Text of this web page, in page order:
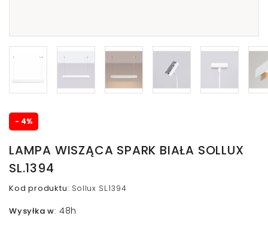
- 4%
LAMPA WISZĄCA SPARK BIAŁA SOLLUX
SL.1394
Kod produktu: Sollux SL.1394
Wysyłka w: 48h